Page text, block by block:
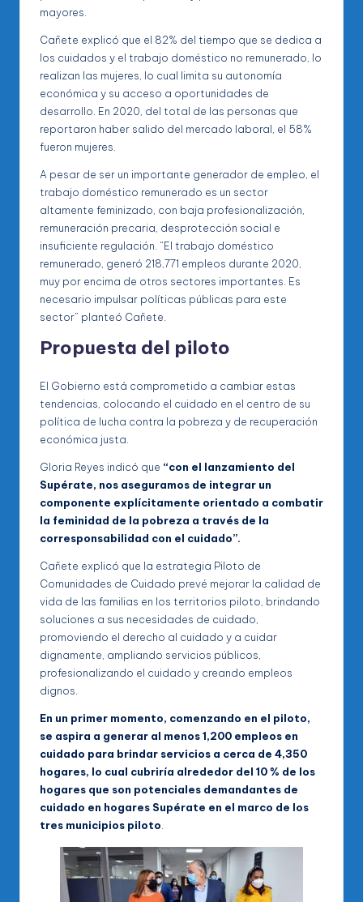
mayores.
Cañete explicó que el 82% del tiempo que se dedica a
los cuidados y el trabajo doméstico no remunerado, lo
realizan las mujeres, lo cual limita su autonomía
económica y su acceso a oportunidades de
desarrollo. En 2020, del total de las personas que
reportaron haber salido del mercado laboral, el 58%
fueron mujeres.
A pesar de ser un importante generador de empleo, el
trabajo doméstico remunerado es un sector
altamente feminizado, con baja profesionalización,
remuneración precaria, desprotección social e
insuficiente regulación. “El trabajo doméstico
remunerado, generó 218,771 empleos durante 2020,
muy por encima de otros sectores importantes. Es
necesario impulsar políticas públicas para este
sector” planteó Cañete.
Propuesta del piloto
El Gobierno está comprometido a cambiar estas
tendencias, colocando el cuidado en el centro de su
política de lucha contra la pobreza y de recuperación
económica justa.
Gloria Reyes indicó que “con el lanzamiento del
Supérate, nos aseguramos de integrar un
componente explícitamente orientado a combatir
la feminidad de la pobreza a través de la
corresponsabilidad con el cuidado”.
Cañete explicó que la estrategia Piloto de
Comunidades de Cuidado prevé mejorar la calidad de
vida de las familias en los territorios piloto, brindando
soluciones a sus necesidades de cuidado,
promoviendo el derecho al cuidado y a cuidar
dignamente, ampliando servicios públicos,
profesionalizando el cuidado y creando empleos
dignos.
En un primer momento, comenzando en el piloto,
se aspira a generar al menos 1,200 empleos en
cuidado para brindar servicios a cerca de 4,350
hogares, lo cual cubriría alrededor del 10 % de los
hogares que son potenciales demandantes de
cuidado en hogares Supérate en el marco de los
tres municipios piloto